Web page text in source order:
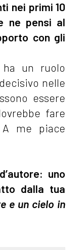
nei primi 10
ne pensi al
con gli
un ruolo
nelle
essere
fare
me piace
uno
dalla tua
e un cielo in